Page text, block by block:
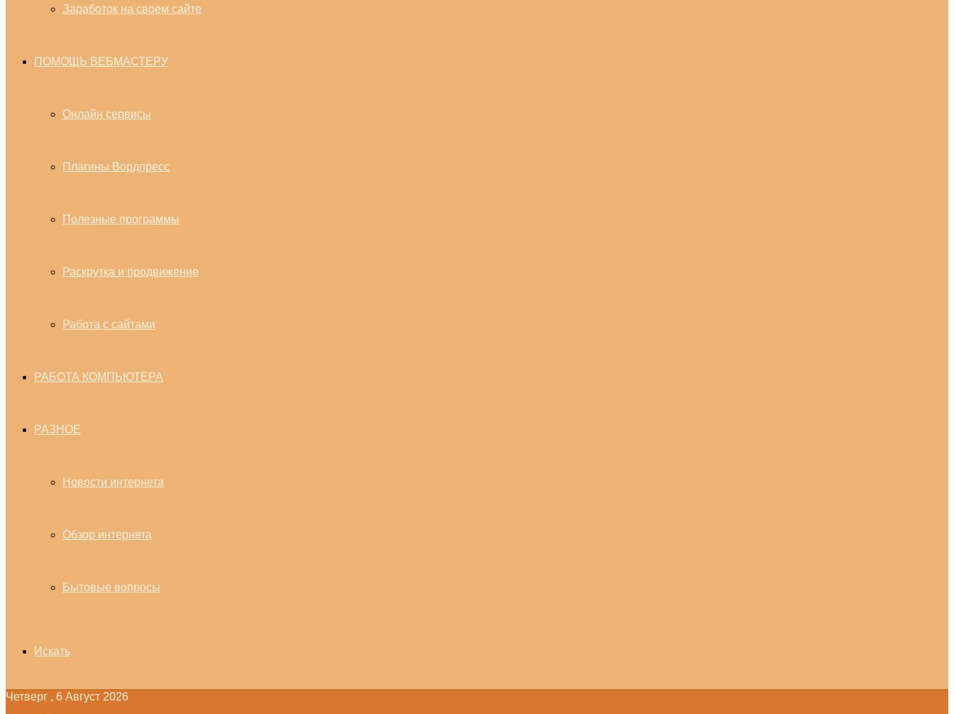
Заработок на своем сайте
ПОМОЩЬ ВЕБМАСТЕРУ
Онлайн сервисы
Плагины Вордпресс
Полезные программы
Раскрутка и продвижение
Работа с сайтами
РАБОТА КОМПЬЮТЕРА
РАЗНОЕ
Новости интернета
Обзор интернета
Бытовые вопросы
Искать
Четверг , 6 Август 2026